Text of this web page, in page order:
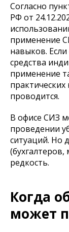
Согласно
РФ от
применение
навыков.
средства
применение
проводится.
В офисе СИЗ
проведении
ситуаций. Но
редкость.
Когда
может